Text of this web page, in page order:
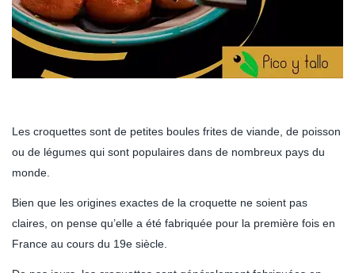
Les croquettes sont de petites boules frites de viande, de poisson
ou de légumes qui sont populaires dans de nombreux pays du
monde.
Bien que les origines exactes de la croquette ne soient pas
claires, on pense qu’elle a été fabriquée pour la première fois en
France au cours du 19e siècle.